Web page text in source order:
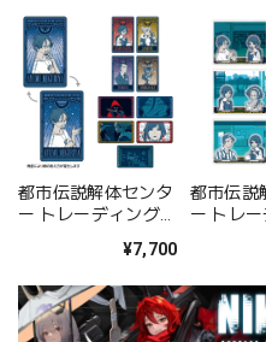
都市伝説解体センタ
ー トレーディングレ
¥7,700
都市伝説
ー トレー